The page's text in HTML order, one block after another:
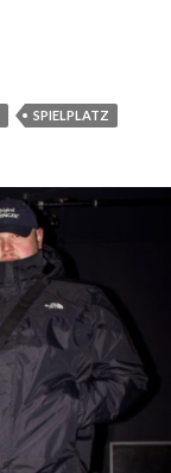
SPIELPLATZ